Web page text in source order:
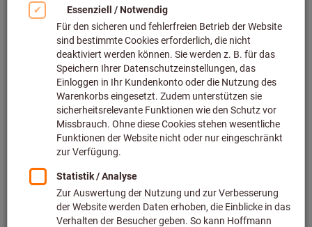
Bild zum Vergrößern anklicken